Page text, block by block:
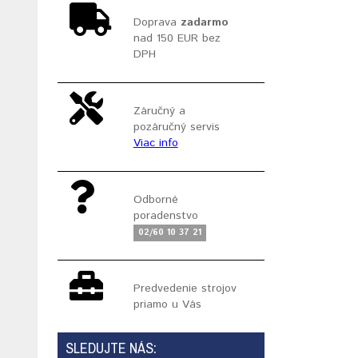
Doprava zadarmo
nad 150 EUR bez
DPH
Záručný a
pozáručný servis
Viac info
Odborné
poradenstvo
02/60 10 37 21
Predvedenie strojov
priamo u Vás
SLEDUJTE NÁS: